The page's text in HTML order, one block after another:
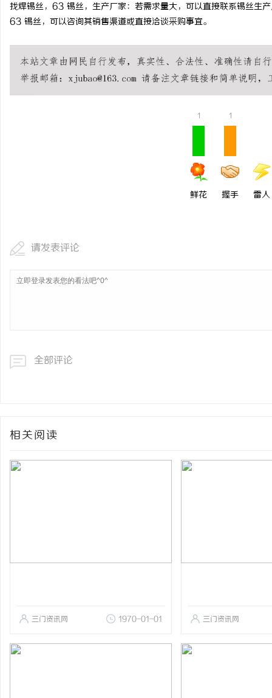
找焊锡丝，63 锡丝，生产厂家：若需求量大，可以直接联系锡丝生
63 锡丝，可以咨询其销售渠道或直接洽谈采购事宜。
1
鲜花
1
握手 雷人
请发表评论
全部评论
相关阅读
三门资讯网 1970-01-01 三门资讯网
哪些行业秘诀？